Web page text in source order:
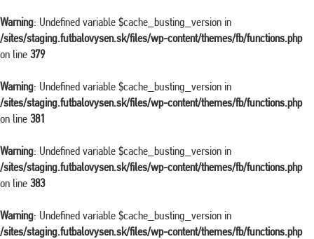
Warning: Undefined variable $cache_busting_version in
/sites/staging.futbalovysen.sk/files/wp-content/themes/fb/functions.php
on line 379
Warning: Undefined variable $cache_busting_version in
/sites/staging.futbalovysen.sk/files/wp-content/themes/fb/functions.php
on line 381
Warning: Undefined variable $cache_busting_version in
/sites/staging.futbalovysen.sk/files/wp-content/themes/fb/functions.php
on line 383
Warning: Undefined variable $cache_busting_version in
/sites/staging.futbalovysen.sk/files/wp-content/themes/fb/functions.php